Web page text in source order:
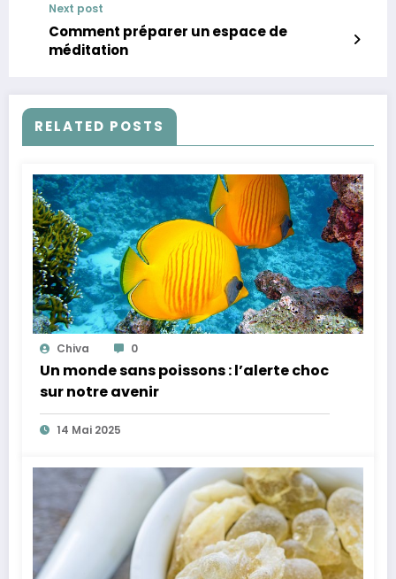
Next post
Comment préparer un espace de
méditation
RELATED POSTS
Chiva 0
Un monde sans poissons : l’alerte choc
sur notre avenir
14 Mai 2025